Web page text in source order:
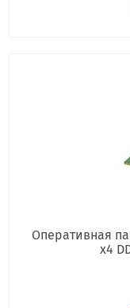
Оперативная
x4